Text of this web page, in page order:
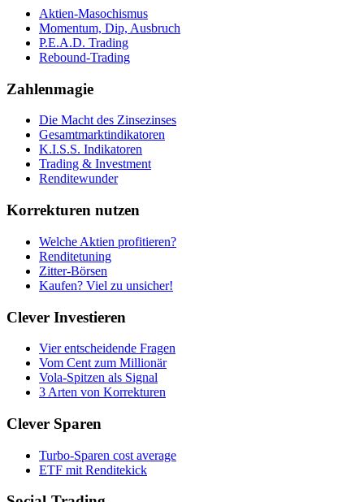
Aktien-Masochismus
Momentum, Dip, Ausbruch
P.E.A.D. Trading
Rebound-Trading
Zahlenmagie
Die Macht des Zinsezinses
Gesamtmarktindikatoren
K.I.S.S. Indikatoren
Trading & Investment
Renditewunder
Korrekturen nutzen
Welche Aktien profitieren?
Renditetuning
Zitter-Börsen
Kaufen? Viel zu unsicher!
Clever Investieren
Vier entscheidende Fragen
Vom Cent zum Millionär
Vola-Spitzen als Signal
3 Arten von Korrekturen
Clever Sparen
Turbo-Sparen cost average
ETF mit Renditekick